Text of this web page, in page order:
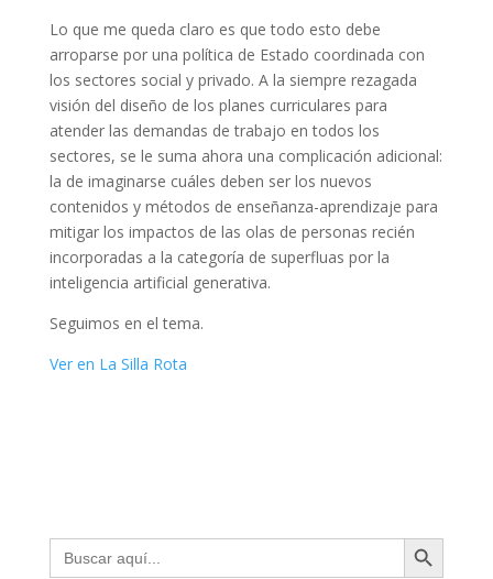
Lo que me queda claro es que todo esto debe
arroparse por una política de Estado coordinada con
los sectores social y privado. A la siempre rezagada
visión del diseño de los planes curriculares para
atender las demandas de trabajo en todos los
sectores, se le suma ahora una complicación adicional:
la de imaginarse cuáles deben ser los nuevos
contenidos y métodos de enseñanza-aprendizaje para
mitigar los impactos de las olas de personas recién
incorporadas a la categoría de superfluas por la
inteligencia artificial generativa.
Seguimos en el tema.
Ver en La Silla Rota
Buscar: Botón de búsqueda